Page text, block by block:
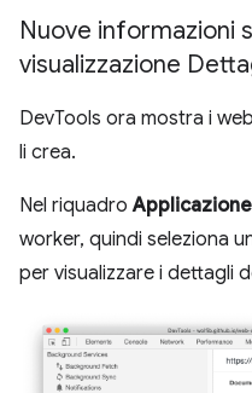
Nuove informazioni
visualizzazione
DevTools ora mostra i
li crea.
Nel riquadroApplicazione
worker, quindi seleziona
per visualizzare i dettagli